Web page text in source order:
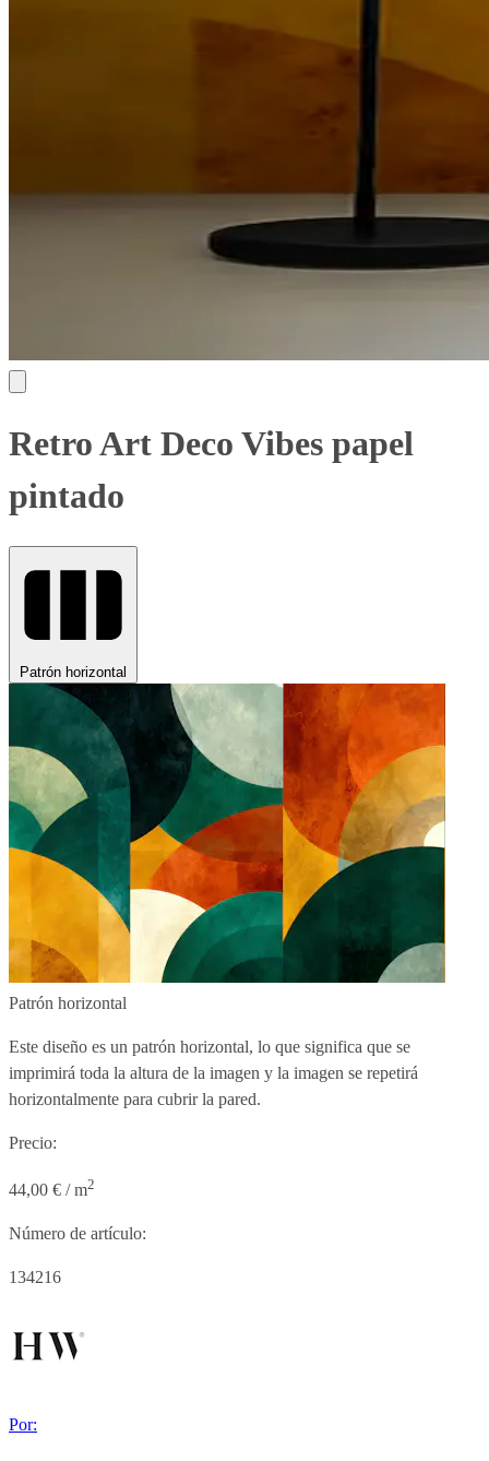
Retro Art Deco Vibes papel
pintado
Patrón horizontal
Patrón horizontal
Este diseño es un patrón horizontal, lo que significa que se
imprimirá toda la altura de la imagen y la imagen se repetirá
horizontalmente para cubrir la pared.
Precio:
44,00 € / m2
Número de artículo:
134216
Por: